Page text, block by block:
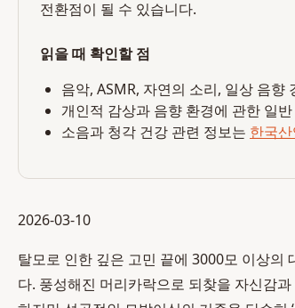
전환점이 될 수 있습니다.
읽을 때 확인할 점
음악, ASMR, 자연의 소리, 일상 음향
개인적 감상과 음향 환경에 관한 일
소음과 청각 건강 관련 정보는 한국
2026-03-10
탈모로 인한 깊은 고민 끝에 3000모 이상의
다. 풍성해진 머리카락으로 되찾을 자신감